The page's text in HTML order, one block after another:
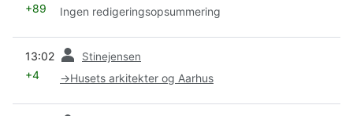
+89 Ingen redigeringsopsummering
13:02 Stinejensen
+4 →Husets arkitekter og Aarhus